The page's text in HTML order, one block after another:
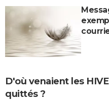
D'où venaient les
quittés ?